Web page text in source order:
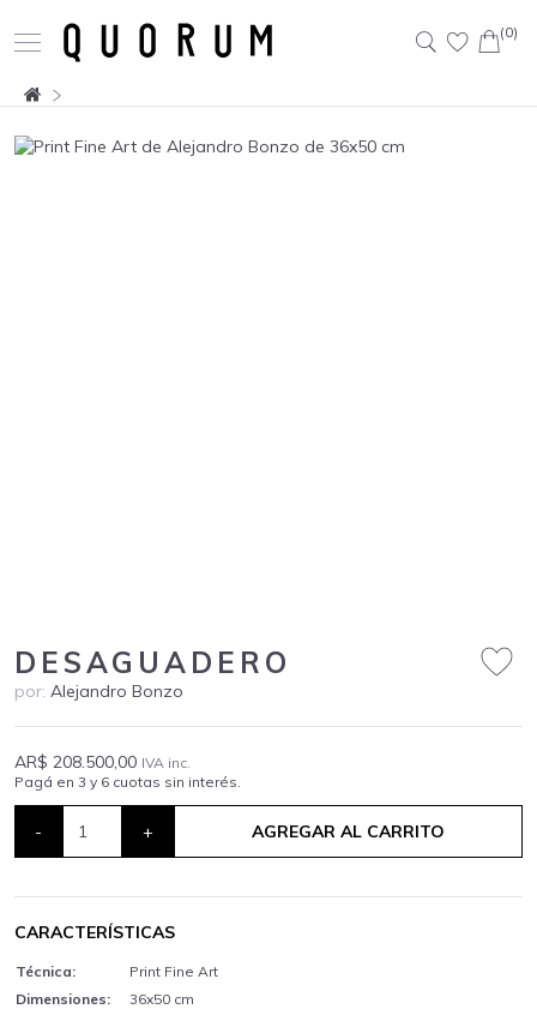
Buscar:
(0)
DESAGUADERO
por: Alejandro Bonzo
AR$ 208.500,00 IVA inc.
Pagá en 3 y 6 cuotas sin interés.
- + AGREGAR AL CARRITO
CARACTERÍSTICAS
Técnica:
Print Fine Art
Dimensiones:
36x50 cm